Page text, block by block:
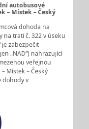
autobusové
– Místek – Český
dohoda na
trati č. 322 v úseku
je zabezpečit
„NAD“) nahrazující
veřejnou
Místek – Český
dohody v